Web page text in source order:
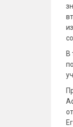
В